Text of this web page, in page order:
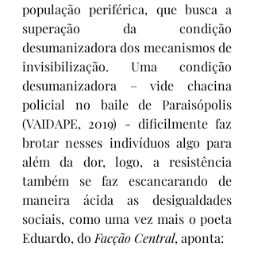
população periférica, que busca a
superação da condição
desumanizadora dos mecanismos de
invisibilização. Uma condição
desumanizadora – vide chacina
policial no baile de Paraisópolis
(VAIDAPE, 2019) - dificilmente faz
brotar nesses indivíduos algo para
além da dor, logo, a resistência
também se faz escancarando de
maneira ácida as desigualdades
sociais, como uma vez mais o poeta
Eduardo, do Facção Central, aponta: